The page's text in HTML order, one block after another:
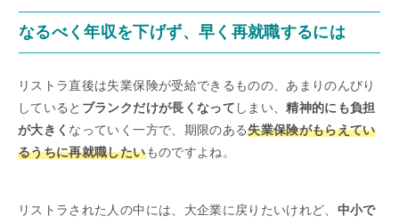
なるべく年収を下げず、早く再就職するには
リストラ直後は失業保険が受給できるものの、あまりのんびり
していると ブランクだけが長くなって しまい、精神的にも負担
が大きく なっていく一方で、期限のある失業保険がもらえてい
るうちに再就職したいものですよね。
リストラされた人の中には、大企業に戻りたいけれど、 中小で